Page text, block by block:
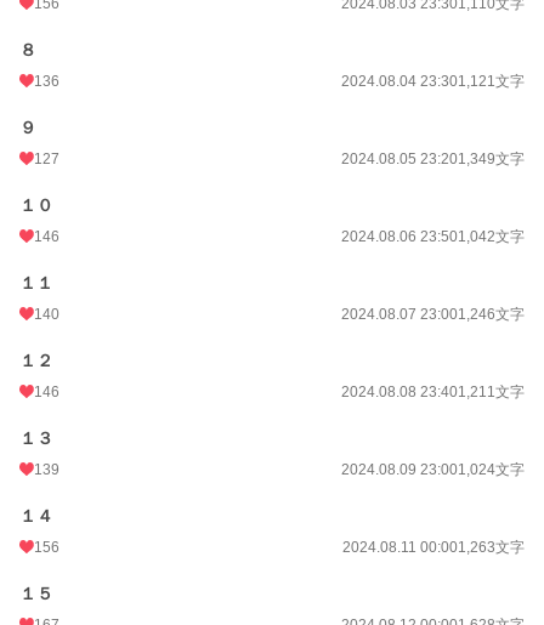
156 2024.08.03 23:301,110文字
８
136 2024.08.04 23:301,121文字
９
127 2024.08.05 23:201,349文字
１０
146 2024.08.06 23:501,042文字
１１
140 2024.08.07 23:001,246文字
１２
146 2024.08.08 23:401,211文字
１３
139 2024.08.09 23:001,024文字
１４
156 2024.08.11 00:001,263文字
１５